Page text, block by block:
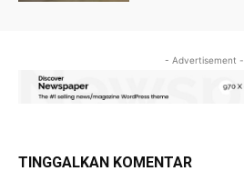
- Advertisement -
TINGGALKAN KOMENTAR